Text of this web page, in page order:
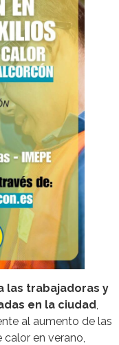
las trabajadoras y
en la ciudad
al aumento de las
en verano,